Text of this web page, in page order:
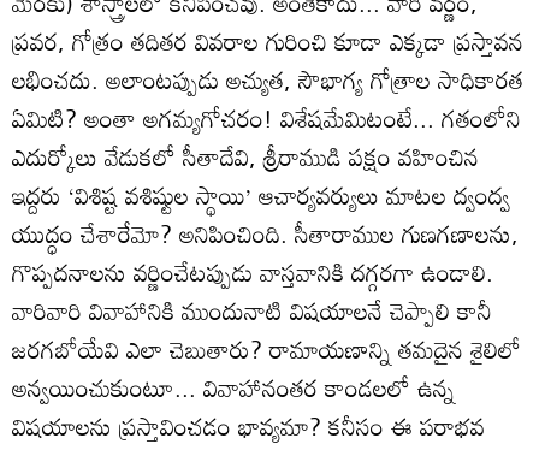
ప్రవర, గోత్రం తదితర వివరాల గురించి కూడా ఎక్కడా ప్రస్తావన
లభించదు. అలాంటప్పుడు అచ్యుత, సౌభాగ్య గోత్రాల సాధికారత
ఏమిటి? అంతా అగమ్యగోచరం! విశేషమేమిటంటే... గతంలోని
ఎదుర్కోలు వేడుకలో సీతాదేవి, శ్రీరాముడి పక్షం వహించిన
ఇద్దరు ‘విశిష్ట వశిష్టుల స్థాయి’ ఆచార్యవర్యులు మాటల ద్వంద్వ
యుద్ధం చేశారేమో? అనిపించింది. సీతారాముల గుణగణాలను,
గొప్పదనాలను వర్ణించేటప్పుడు వాస్తవానికి దగ్గరగా ఉండాలి.
వారివారి వివాహానికి ముందునాటి విషయాలనే చెప్పాలి కానీ
జరగబోయేవి ఎలా చెబుతారు? రామాయణాన్ని తమదైన శైలిలో
అన్వయించుకుంటూ... వివాహానంతర కాండలలో ఉన్న
విషయాలను ప్రస్తావించడం భావ్యమా? కనీసం ఈ పరాభవ